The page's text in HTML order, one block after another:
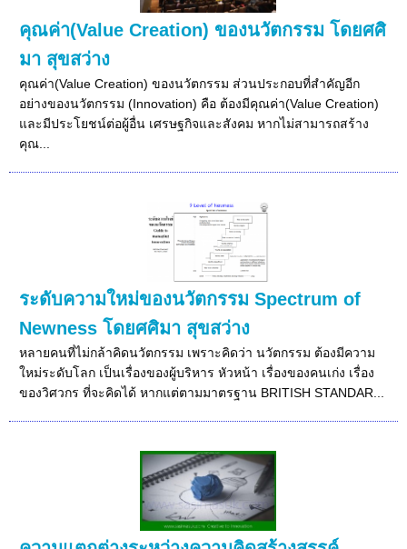
คุณค่า(Value Creation) ของนวัตกรรม โดยศศิ
มา สุขสว่าง
คุณค่า(Value Creation) ของนวัตกรรม ส่วนประกอบที่สำคัญอีก
อย่างของนวัตกรรม (Innovation) คือ ต้องมีคุณค่า(Value Creation)
และมีประโยชน์ต่อผู้อื่น เศรษฐกิจและสังคม หากไม่สามารถสร้าง
คุณ...
ระดับความใหม่ของนวัตกรรม Spectrum of
Newness โดยศศิมา สุขสว่าง
หลายคนที่ไม่กล้าคิดนวัตกรรม เพราะคิดว่า นวัตกรรม ต้องมีความ
ใหม่ระดับโลก เป็นเรื่องของผู้บริหาร หัวหน้า เรื่องของคนเก่ง เรื่อง
ของวิศวกร ที่จะคิดได้ หากแต่ตามมาตรฐาน BRITISH STANDAR...